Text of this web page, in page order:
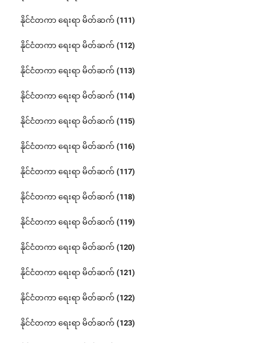
နိုင်ငံတကာ ရေးရာ မိတ်ဆက် (111)
နိုင်ငံတကာ ရေးရာ မိတ်ဆက် (112)
နိုင်ငံတကာ ရေးရာ မိတ်ဆက် (113)
နိုင်ငံတကာ ရေးရာ မိတ်ဆက် (114)
နိုင်ငံတကာ ရေးရာ မိတ်ဆက် (115)
နိုင်ငံတကာ ရေးရာ မိတ်ဆက် (116)
နိုင်ငံတကာ ရေးရာ မိတ်ဆက် (117)
နိုင်ငံတကာ ရေးရာ မိတ်ဆက် (118)
နိုင်ငံတကာ ရေးရာ မိတ်ဆက် (119)
နိုင်ငံတကာ ရေးရာ မိတ်ဆက် (120)
နိုင်ငံတကာ ရေးရာ မိတ်ဆက် (121)
နိုင်ငံတကာ ရေးရာ မိတ်ဆက် (122)
နိုင်ငံတကာ ရေးရာ မိတ်ဆက် (123)